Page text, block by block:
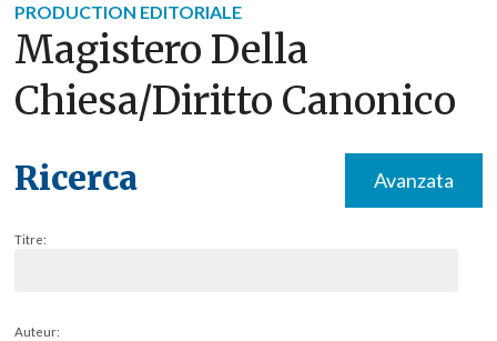
News
Ressources
Media
PRODUCTION EDITORIALE
Magistero Della
Chiesa/diritto Canonico
Ricerca Avanzata
Titre:
Auteur: